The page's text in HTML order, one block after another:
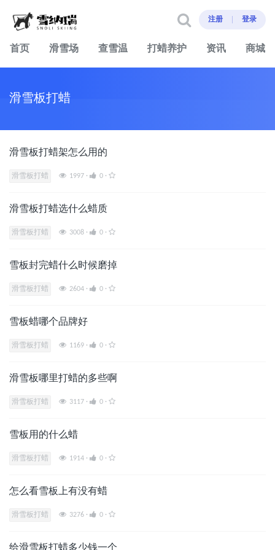
注册 登录
首页 滑雪场 查雪温 打蜡养护 资讯 商城
滑雪板打蜡
滑雪板打蜡架怎么用的
滑雪板打蜡 1997 · 0 ·
滑雪板打蜡选什么蜡质
滑雪板打蜡 3008 · 0 ·
雪板封完蜡什么时候磨掉
滑雪板打蜡 2604 · 0 ·
雪板蜡哪个品牌好
滑雪板打蜡 1169 · 0 ·
滑雪板哪里打蜡的多些啊
滑雪板打蜡 3117 · 0 ·
雪板用的什么蜡
滑雪板打蜡 1914 · 0 ·
怎么看雪板上有没有蜡
滑雪板打蜡 3276 · 0 ·